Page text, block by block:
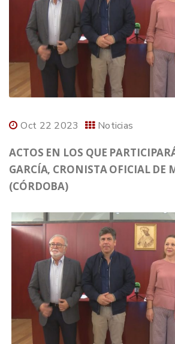
Oct 22 2023 Noticias
ACTOS EN LOS QUE
GARCÍA, CRONISTA OFICIAL DE
(CÓRDOBA)